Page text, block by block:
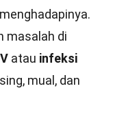
masalah di
atau infeksi
mual, dan